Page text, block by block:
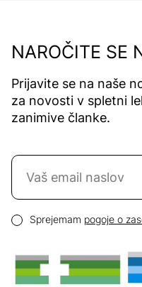
NAROČITE SE
Prijavite se na naše
za novosti v spletni
zanimive članke.
Naročite se na novice
Pogoji zasebnosti
Sprejemam pogoje o